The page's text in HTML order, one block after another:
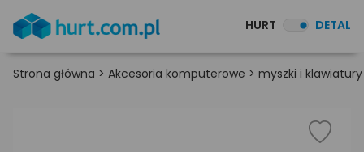
HURT DETAL
Strona główna > Akcesoria komputerowe > myszki i klawiatury